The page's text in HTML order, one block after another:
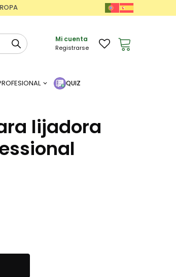
Mi cuenta
Registrarse
QUIZ
lijadora